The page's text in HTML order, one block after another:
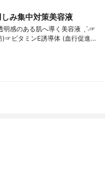
み集中対策美容液
明感のある肌へ導く美容液 ˎˊ˗☞
)☞ビタミンE誘導体 (血行促進…